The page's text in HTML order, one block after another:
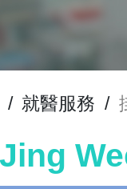
/ 就醫服務 /